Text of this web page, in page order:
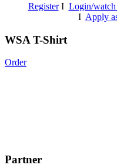
RegisterI Login/watch
I Apply
WSA T-Shirt
Order
Partner